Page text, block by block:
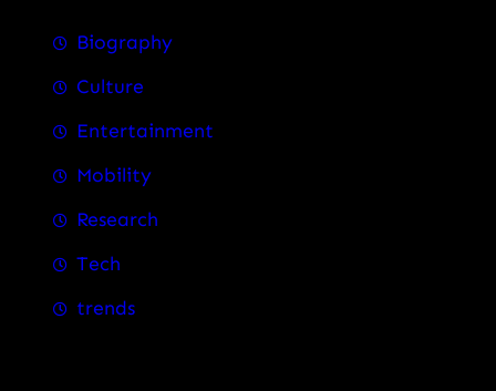
Biography
Culture
Entertainment
Mobility
Research
Tech
trends